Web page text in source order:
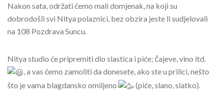
Nakon sata, održati ćemo mali domjenak, na koji su
dobrodošli svi Nitya polaznici, bez obzira jeste li sudjelovali
na 108 Pozdrava Suncu.
Nitya studio će pripremiti dio slastica i piće; čajeve, vino itd.
, a vas ćemo zamoliti da donesete, ako ste u prilici, nešto
što je vama blagdansko omiljeno
(piće, slano, slatko).